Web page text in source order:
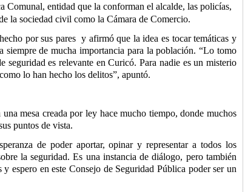
Comunal, entidad que la conforman el alcalde, las policías,
la sociedad civil como la Cámara de Comercio.
por sus pares y afirmó que la idea es tocar temáticas y
siempre de mucha importancia para la población. “Lo tomo
seguridad es relevante en Curicó. Para nadie es un misterio
lo han hecho los delitos”, apuntó.
mesa creada por ley hace mucho tiempo, donde muchos
puntos de vista.
de poder aportar, opinar y representar a todos los
la seguridad. Es una instancia de diálogo, pero también
espero en este Consejo de Seguridad Pública poder ser un